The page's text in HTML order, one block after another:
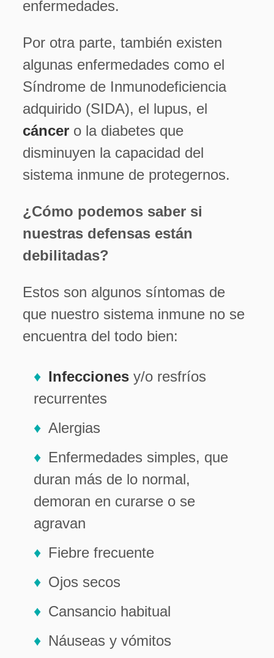
enfermedades.
Por otra parte, también existen
algunas enfermedades como el
Síndrome de Inmunodeficiencia
adquirido (SIDA), el lupus, el
cáncer o la diabetes que
disminuyen la capacidad del
sistema inmune de protegernos.
¿Cómo podemos saber si
nuestras defensas están
debilitadas?
Estos son algunos síntomas de
que nuestro sistema inmune no se
encuentra del todo bien:
Infecciones y/o resfríos
recurrentes
Alergias
Enfermedades simples, que
duran más de lo normal,
demoran en curarse o se
agravan
Fiebre frecuente
Ojos secos
Cansancio habitual
Náuseas y vómitos